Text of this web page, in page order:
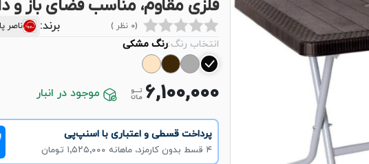
فلزی مقاوم، مناسب فضای باز و
(0 نظر ) برند: ناصر
انتخاب رنگ:رنگ مشکی
6,100,000 موجود در انبار
پرداخت قسطی و اعتباری با اسنپ‌پی
۴ قسط بدون کارمزد، ماهانه ۱٬۵۲۵٬۰۰۰ تومان